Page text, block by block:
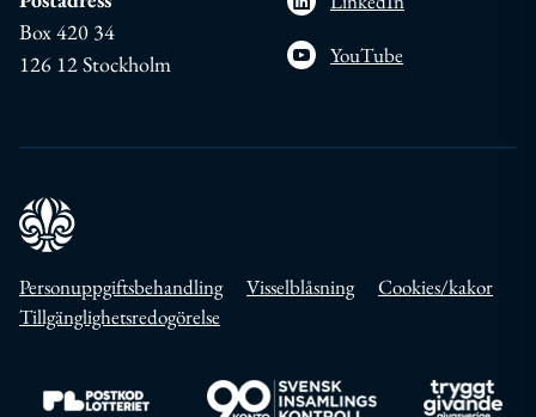
Box 420 34
126 12 Stockholm
YouTube
Personuppgiftsbehandling Visselblåsning
Cookies/kakor
Tillgänglighetsredogörelse